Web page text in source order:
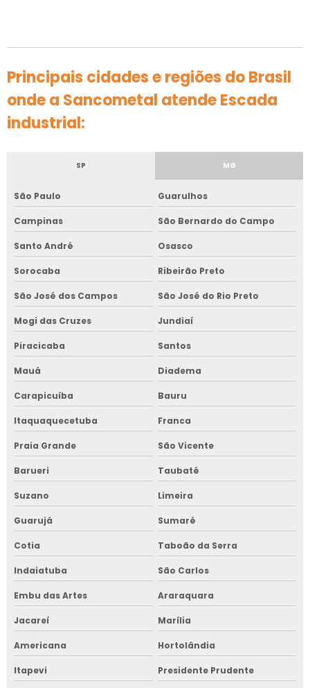
Principais cidades e regiões do Brasil
onde a Sancometal atende Escada
industrial:
SP MG
São Paulo Guarulhos
Campinas São Bernardo do Campo
Santo André Osasco
Sorocaba Ribeirão Preto
São José dos Campos São José do Rio Preto
Mogi das Cruzes Jundiaí
Piracicaba Santos
Mauá Diadema
Carapicuíba Bauru
Itaquaquecetuba Franca
Praia Grande São Vicente
Barueri Taubaté
Suzano Limeira
Guarujá Sumaré
Cotia Taboão da Serra
Indaiatuba São Carlos
Embu das Artes Araraquara
Jacareí Marília
Americana Hortolândia
Itapevi Presidente Prudente